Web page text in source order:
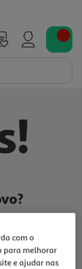
com o
para melhorar
e ajudar nas